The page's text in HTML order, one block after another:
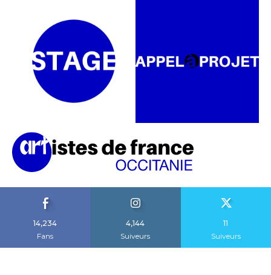
14,234
Fans
4,144
Suiveurs
11
Suiveurs